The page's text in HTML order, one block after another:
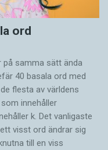
ord
samma sätt ända
40 basala ord med
flesta av världens
innehåller
k. Det vanligaste
visst ord ändrar sig
till en viss